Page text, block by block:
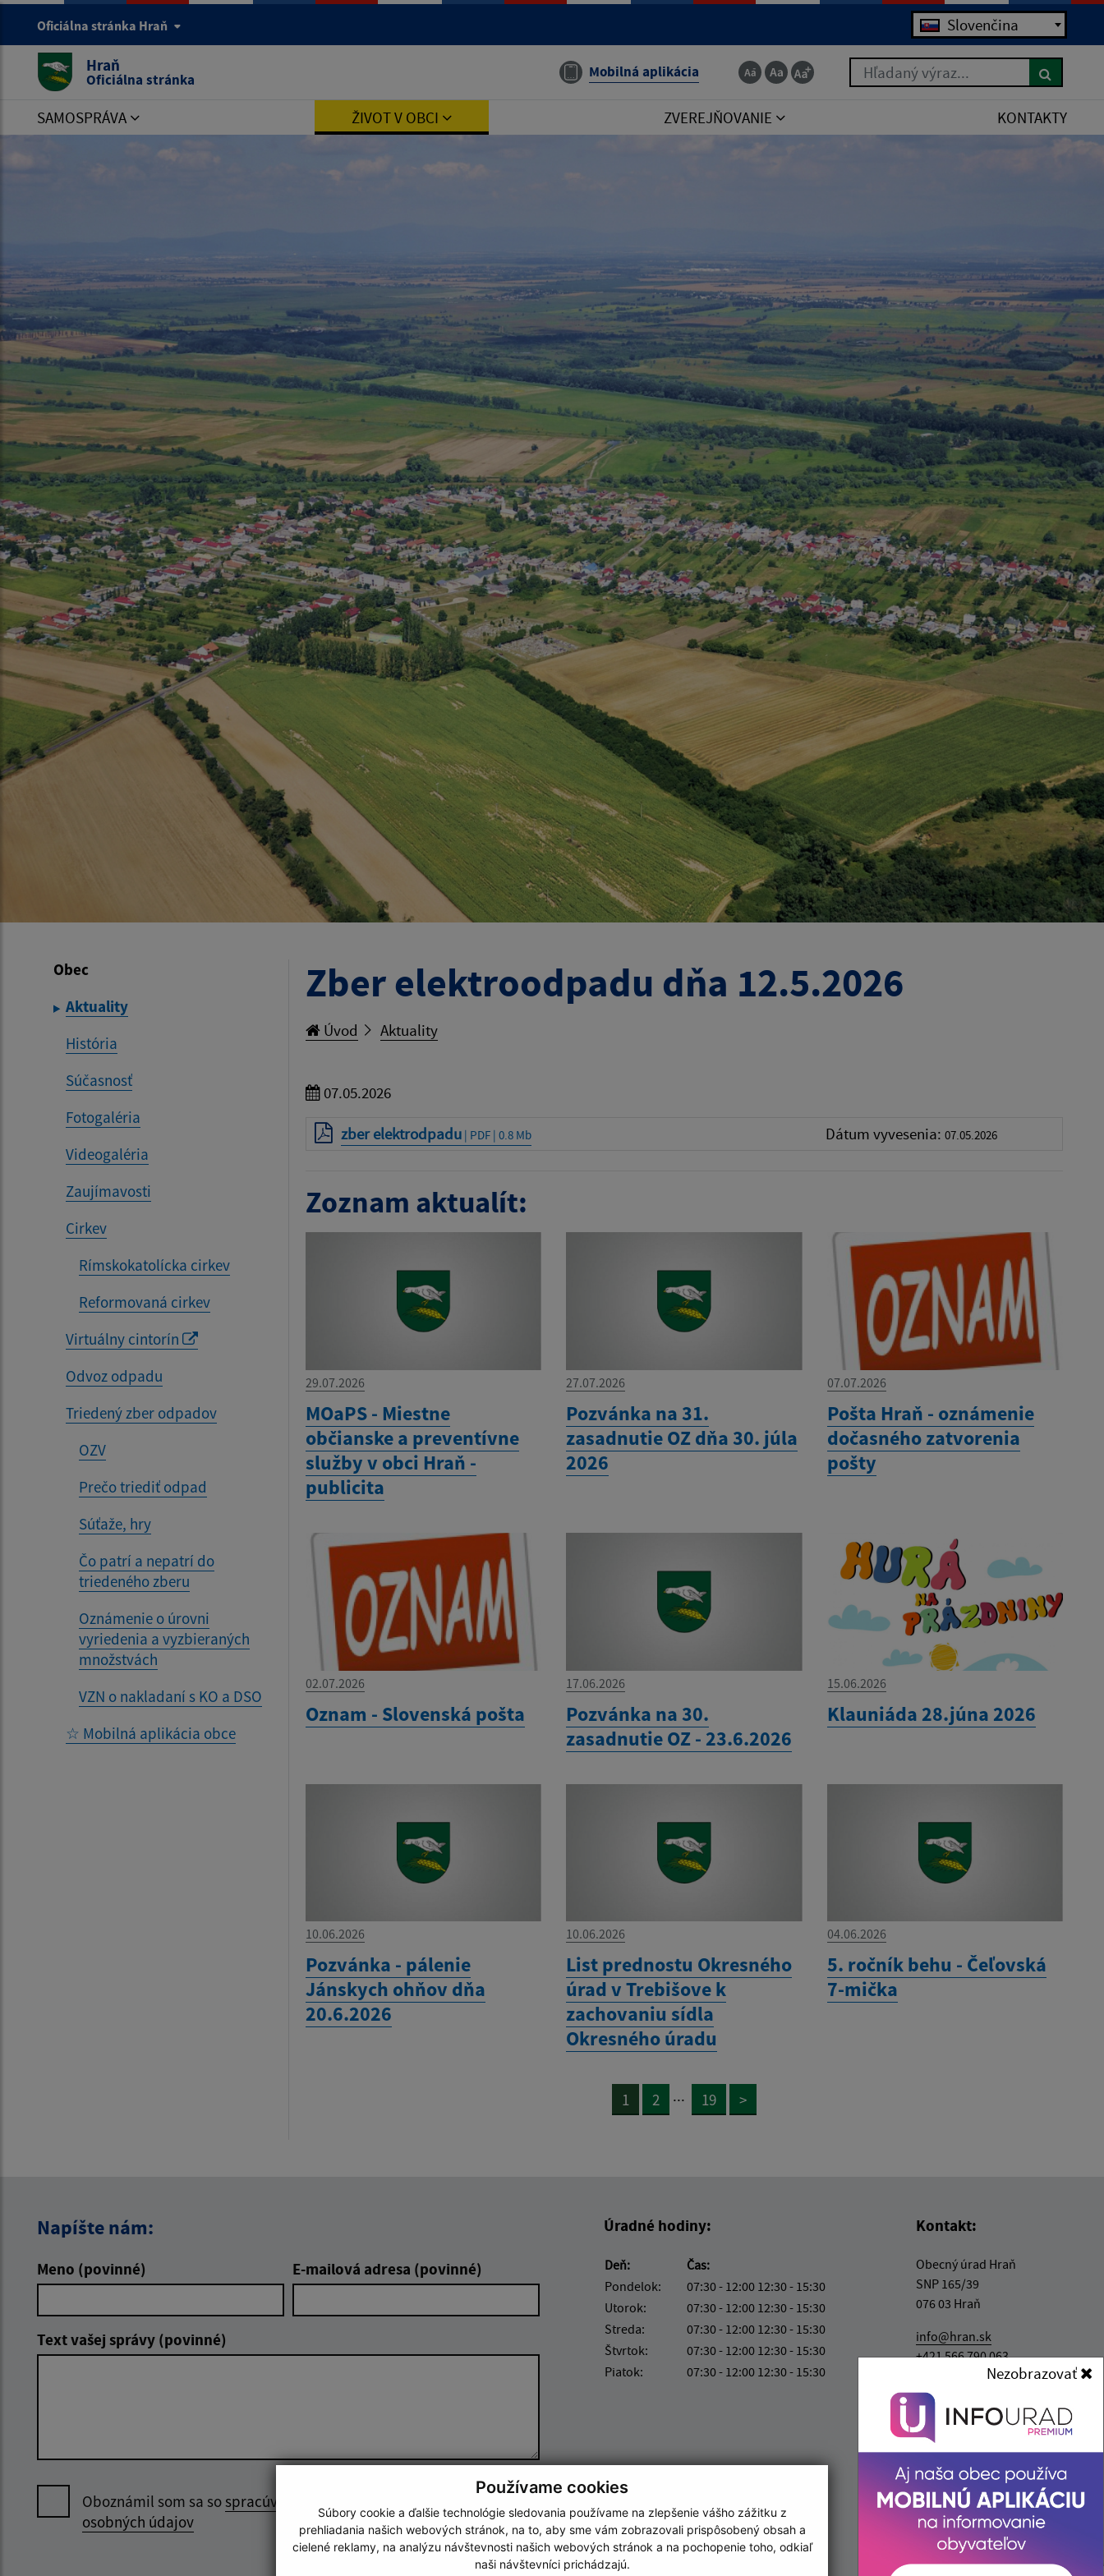
Používame cookies
Súbory cookie a ďalšie technológie sledovania používame na zlepšenie vášho zážitku z
prehliadania našich webových stránok, na to, aby sme vám zobrazovali prispôsobený obsah a
cielené reklamy, na analýzu návštevnosti našich webových stránok a na pochopenie toho, odkiaľ
naši návštevníci prichádzajú.
Oficiálna stránka Hraň Jazyk Slovenčina
Hraň
Oficiálna stránka Mobilná aplikácia Hľadaný výraz...
SAMOSPRÁVA ŽIVOT V OBCI ZVEREJŇOVANIE KONTAKTY
Obec
Aktuality
História
Súčasnosť
Fotogaléria
Videogaléria
Zaujímavosti
Cirkev
Rímskokatolícka cirkev
Reformovaná cirkev
Virtuálny cintorín
Odvoz odpadu
Triedený zber odpadov
OZV
Prečo triediť odpad
Súťaže, hry
Čo patrí a nepatrí do
triedeného zberu
Oznámenie o úrovni
vyriedenia a vyzbieraných
množstvách
VZN o nakladaní s KO a DSO
☆ Mobilná aplikácia obce
Zber elektroodpadu dňa 12.5.2026
Úvod Aktuality
07.05.2026
zber elektrodpadu| PDF | 0.8 Mb Dátum vyvesenia: 07.05.2026
Zoznam aktualít:
29.07.2026
MOaPS - Miestne
občianske a preventívne
služby v obci Hraň -
publicita
27.07.2026
Pozvánka na 31.
zasadnutie OZ dňa 30. júla
2026
07.07.2026
Pošta Hraň - oznámenie
dočasného zatvorenia
pošty
02.07.2026
Oznam - Slovenská pošta
17.06.2026
Pozvánka na 30.
zasadnutie OZ - 23.6.2026
15.06.2026
Klauniáda 28.júna 2026
10.06.2026
Pozvánka - pálenie
Jánskych ohňov dňa
20.6.2026
10.06.2026
List prednostu Okresného
úrad v Trebišove k
zachovaniu sídla
Okresného úradu
04.06.2026
5. ročník behu - Čeľovská
7-mička
1 2 ... 19 >
Napíšte nám:
Meno (povinné) E-mailová adresa (povinné)
Text vašej správy (povinné)
Oboznámil som sa sospracúvaním
osobných údajov
Google reCaptcha Response
Odoslať správu
Úradné hodiny:
Deň:
Čas:
Pondelok:
07:30 - 12:00 12:30 - 15:30
Utorok:
07:30 - 12:00 12:30 - 15:30
Streda:
07:30 - 12:00 12:30 - 15:30
Štvrtok:
07:30 - 12:00 12:30 - 15:30
Piatok:
07:30 - 12:00 12:30 - 15:30
Kontakt:
Obecný úrad Hraň
SNP 165/39
076 03 Hraň
info@hran.sk
+421 566 790 063
IČO: 00331538
Nezobrazovať